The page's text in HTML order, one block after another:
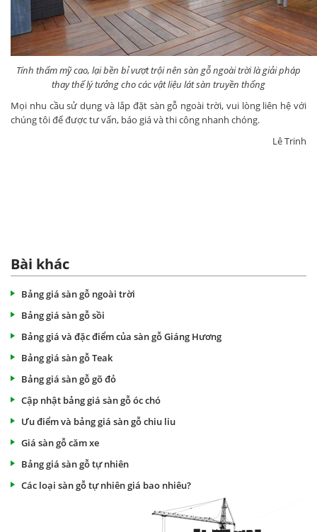
Tính thẩm mỹ cao, lại bền bỉ vượt trội nên sàn gỗ ngoài trời là giải pháp
thay thế lý tưởng cho các vật liệu lát sàn truyền thống
Mọi nhu cầu sử dụng và lắp đặt sàn gỗ ngoài trời, vui lòng liên hệ với
chúng tôi để được tư vấn, báo giá và thi công nhanh chóng.
Lê Trinh
Bài khác
Bảng giá sàn gỗ ngoài trời
Bảng giá sàn gỗ sồi
Bảng giá và đặc điểm của sàn gỗ Giáng Hương
Bảng giá sàn gỗ Teak
Bảng giá sàn gỗ gõ đỏ
Cập nhật bảng giá sàn gỗ óc chó
Ưu điểm và bảng giá sàn gỗ chiu liu
Giá sàn gỗ căm xe
Bảng giá sàn gỗ tự nhiên
Các loại sàn gỗ tự nhiên giá bao nhiêu?